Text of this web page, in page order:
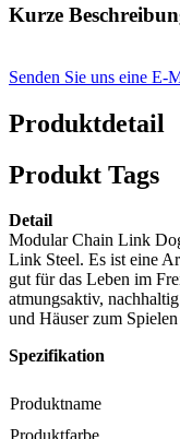
Kurze
Senden Sie uns eine E-
Produktdetail
Produkt Tags
Detail
Modular Chain Link
Link Steel. Es ist eine
gut für das Leben im
atmungsaktiv,
und Häuser zum
Spezifikation
Produktname